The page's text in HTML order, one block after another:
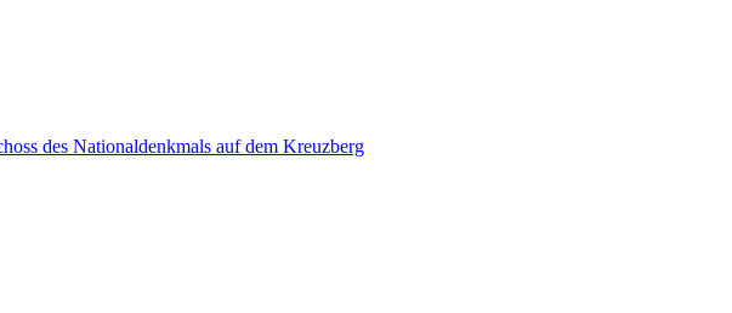
des Nationaldenkmals auf dem Kreuzberg